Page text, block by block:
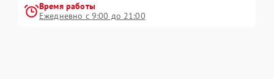
Время работы
Ежедневно с 9:00 до 21:00